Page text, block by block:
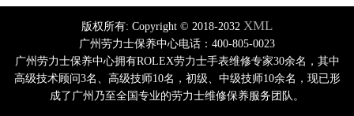
版权所有: Copyright © 2018-2032 XML
广州劳力士保养中心电话：400-805-0023
广州劳力士保养中心拥有ROLEX劳力士手表维修专家30余名，其中
高级技术顾问3名、高级技师10名，初级、中级技师10余名，现已形
成了广州乃至全国专业的劳力士维修保养服务团队。